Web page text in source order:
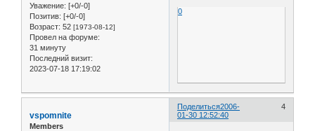
Уважение: [+0/-0]
Позитив: [+0/-0]
Возраст: 52 [1973-08-12]
Провел на форуме:
31 минуту
Последний визит:
2023-07-18 17:19:02
0
Поделиться 4
2006-
01-30 12:52:40
vspomnite
Members